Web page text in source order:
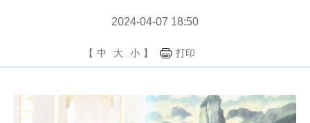
2024-04-07 18:50
【 中 大 小 】 打印